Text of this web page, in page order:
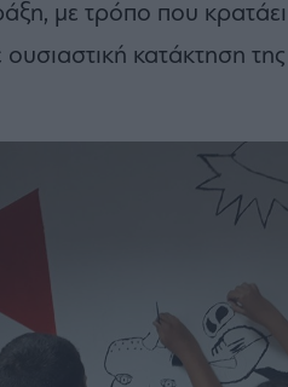
με τρόπο που
ουσιαστική κατάκτηση